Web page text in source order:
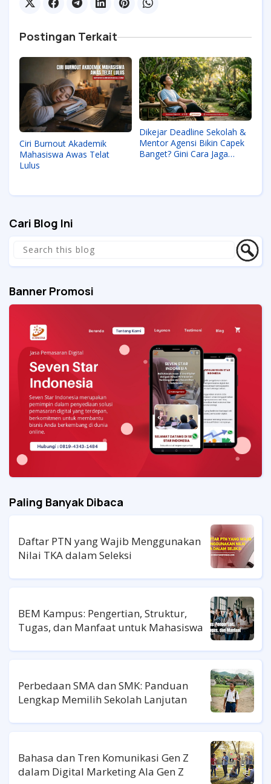
Postingan Terkait
Ciri Burnout Akademik
Mahasiswa Awas Telat
Lulus
Dikejar Deadline Sekolah &
Mentor Agensi Bikin Capek
Banget? Gini Cara Jaga
Cari Blog Ini
Banner Promosi
Paling Banyak Dibaca
Daftar PTN yang Wajib Menggunakan
Nilai TKA dalam Seleksi
BEM Kampus: Pengertian, Struktur,
Tugas, dan Manfaat untuk Mahasiswa
Perbedaan SMA dan SMK: Panduan
Lengkap Memilih Sekolah Lanjutan
Bahasa dan Tren Komunikasi Gen Z
dalam Digital Marketing Ala Gen Z